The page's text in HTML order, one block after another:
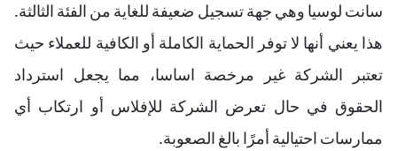
سانت لوسيا وهي جهة تسجيل ضعيفة للغاية من الفئة الثالثة.
هذا يعني أنها لا توفر الحماية الكاملة أو الكافية للعملاء حيث
تعتبر الشركة غير مرخصة اساسا، مما يجعل استرداد
الحقوق في حال تعرض الشركة للإفلاس أو ارتكاب أي
ممارسات احتيالية أمرًا بالغ الصعوبة.